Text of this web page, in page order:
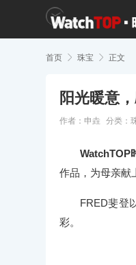
首页  珠宝  正文
阳光暖意
作者：申垚 分类：
WatchTOP
作品，为母亲献
FRED斐登
彩。